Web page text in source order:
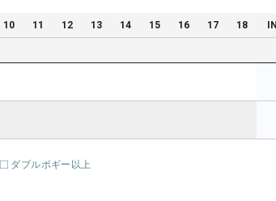
10 11 12 13 14 15 16 17 18
ダブルボギー以上